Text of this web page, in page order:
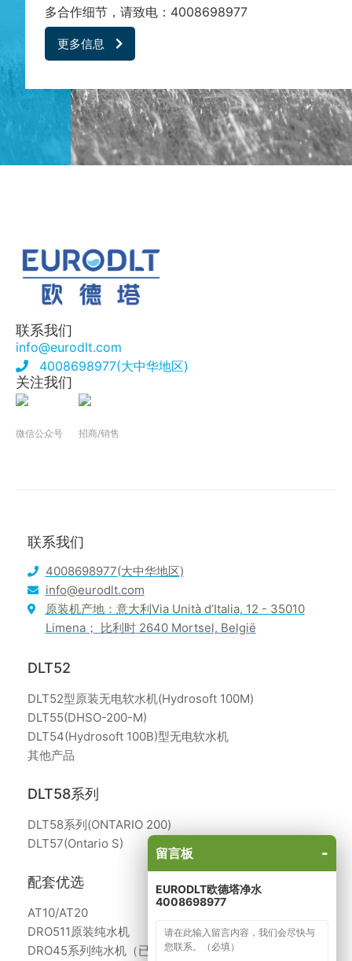
多合作细节，请致电：4008698977
更多信息
联系我们
info@eurodlt.com
4008698977(大中华地区)
关注我们
微信公众号 招商/销售
联系我们
4008698977(大中华地区)
info@eurodlt.com
原装机产地：意大利Via Unità d’Italia, 12 - 35010
Limena； 比利时 2640 Mortsel, België
DLT52
DLT52型原装无电软水机(Hydrosoft 100M)
DLT55(DHSO-200-M)
DLT54(Hydrosoft 100B)型无电软水机
其他产品
DLT58系列
DLT58系列(ONTARIO 200)
DLT57(Ontario S)
配套优选
AT10/AT20
DRO511原装纯水机
DRO45系列纯水机（已停产）
留言板 -
EURODLT欧德塔净水
4008698977